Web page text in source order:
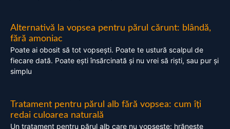
Alternativă la vopsea pentru părul cărunt: blândă,
fără amoniac
Poate ai obosit să tot vopsești. Poate te ustură scalpul de
fiecare dată. Poate ești însărcinată și nu vrei să riști, sau pur și
simplu
Tratament pentru părul alb fără vopsea: cum îți
redai culoarea naturală
Un tratament pentru părul alb care nu vopsește: hrănește